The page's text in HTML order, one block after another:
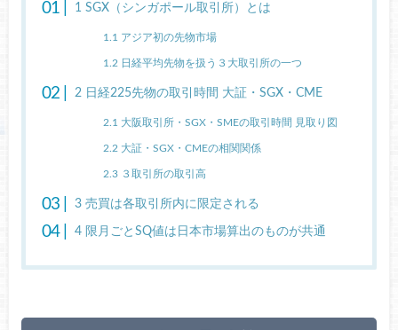
1 SGX（シンガポール取引所）とは
1.1 アジア初の先物市場
1.2 日経平均先物を扱う３大取引所の一つ
2日経225先物の取引時間 大証・SGX・CME
2.1 大阪取引所・SGX・SMEの取引時間 見取り図
2.2 大証・SGX・CMEの相関関係
2.3 ３取引所の取引高
3売買は各取引所内に限定される
4限月ごとSQ値は日本市場算出のものが共通